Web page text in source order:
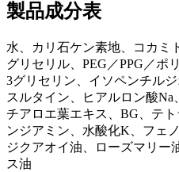
製品成分表
水、カリ石ケン素地、コカミ
グリセリル、PEG／PPG／ポ
3グリセリン、イソペンチル
スルタイン、ヒアルロン酸
チアロエ葉エキス、BG、テ
ンジアミン、水酸化K、フェ
ジクアオイ油、ローズマリー
ス油